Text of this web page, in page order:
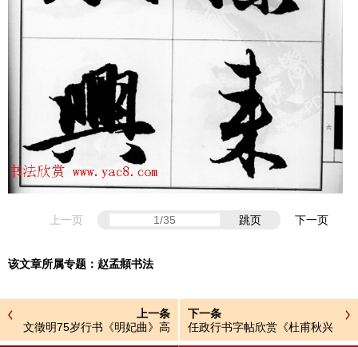
上一页 跳页 下一页
该文章所属专题： 赵孟頫书法
上一条
文徵明75岁行书《明妃曲》高
清字帖
下一条
任政行书字帖欣赏《杜甫秋兴
八首》